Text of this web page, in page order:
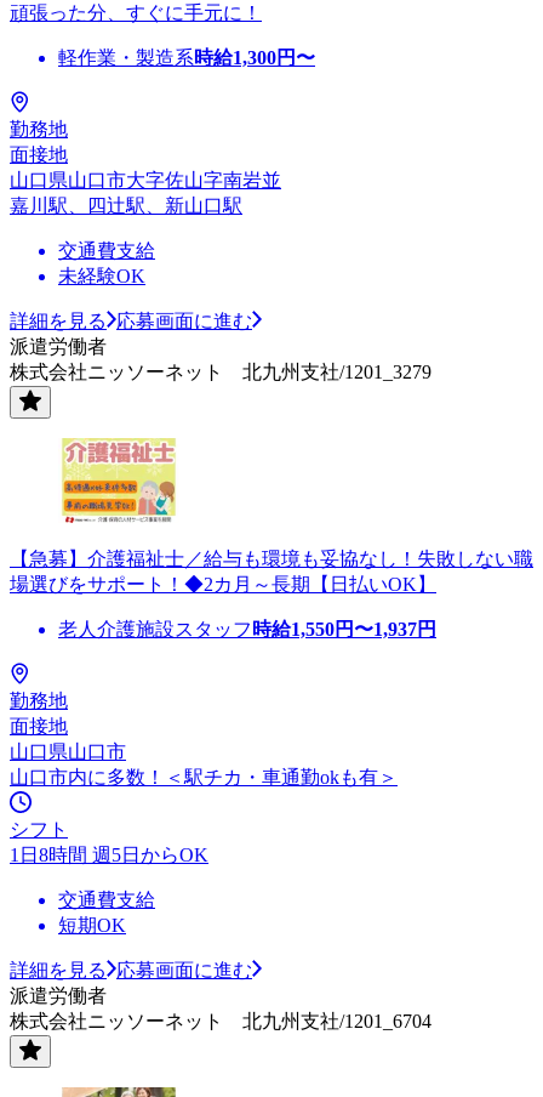
頑張った分、すぐに手元に！
軽作業・製造系時給1,300円〜
勤務地
面接地
山口県山口市大字佐山字南岩並
嘉川駅、四辻駅、新山口駅
交通費支給
未経験OK
詳細を見る
応募画面に進む
派遣労働者
株式会社ニッソーネット 北九州支社/1201_3279
【急募】介護福祉士／給与も環境も妥協なし！失敗しない職
場選びをサポート！◆2カ月～長期【日払いOK】
老人介護施設スタッフ 時給1,550円〜1,937円
勤務地
面接地
山口県山口市
山口市内に多数！＜駅チカ・車通勤okも有＞
シフト
1日8時間 週5日からOK
交通費支給
短期OK
詳細を見る
応募画面に進む
派遣労働者
株式会社ニッソーネット 北九州支社/1201_6704